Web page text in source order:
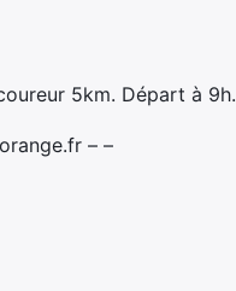
5km. Départ à 9h.
– –